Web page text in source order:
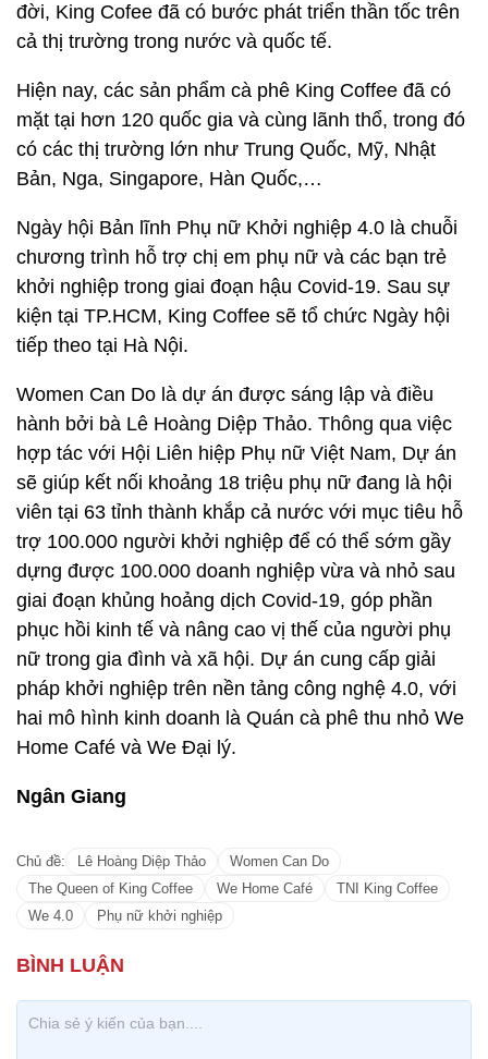
đời, King Cofee đã có bước phát triển thần tốc trên
cả thị trường trong nước và quốc tế.
Hiện nay, các sản phẩm cà phê King Coffee đã có
mặt tại hơn 120 quốc gia và cùng lãnh thổ, trong đó
có các thị trường lớn như Trung Quốc, Mỹ, Nhật
Bản, Nga, Singapore, Hàn Quốc,…
Ngày hội Bản lĩnh Phụ nữ Khởi nghiệp 4.0 là chuỗi
chương trình hỗ trợ chị em phụ nữ và các bạn trẻ
khởi nghiệp trong giai đoạn hậu Covid-19. Sau sự
kiện tại TP.HCM, King Coffee sẽ tổ chức Ngày hội
tiếp theo tại Hà Nội.
Women Can Do là dự án được sáng lập và điều
hành bởi bà Lê Hoàng Diệp Thảo. Thông qua việc
hợp tác với Hội Liên hiệp Phụ nữ Việt Nam, Dự án
sẽ giúp kết nối khoảng 18 triệu phụ nữ đang là hội
viên tại 63 tỉnh thành khắp cả nước với mục tiêu hỗ
trợ 100.000 người khởi nghiệp để có thể sớm gầy
dựng được 100.000 doanh nghiệp vừa và nhỏ sau
giai đoạn khủng hoảng dịch Covid-19, góp phần
phục hồi kinh tế và nâng cao vị thế của người phụ
nữ trong gia đình và xã hội. Dự án cung cấp giải
pháp khởi nghiệp trên nền tảng công nghệ 4.0, với
hai mô hình kinh doanh là Quán cà phê thu nhỏ We
Home Café và We Đại lý.
Ngân Giang
Chủ đề: Lê Hoàng Diệp Thảo
Women Can Do
The Queen of King Coffee
We Home Café
TNI King Coffee
We 4.0
Phụ nữ khởi nghiệp